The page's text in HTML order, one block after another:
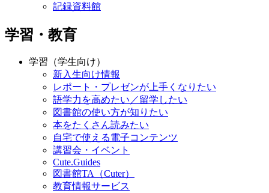
記録資料館
学習・教育
学習（学生向け）
新入生向け情報
レポート・プレゼンが上手くなりたい
語学力を高めたい／留学したい
図書館の使い方が知りたい
本をたくさん読みたい
自宅で使える電子コンテンツ
講習会・イベント
Cute.Guides
図書館TA（Cuter）
教育情報サービス